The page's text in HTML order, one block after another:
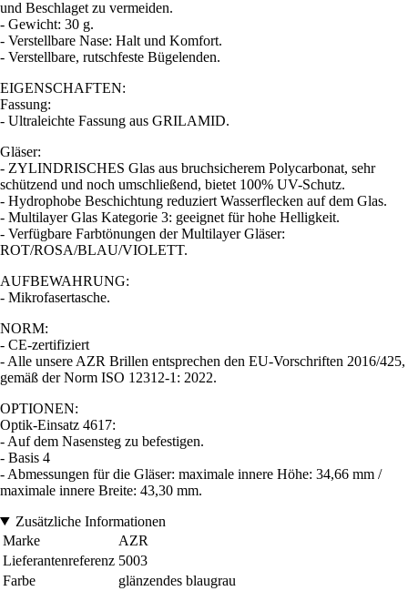
und Beschlaget zu vermeiden.
- Gewicht: 30 g.
- Verstellbare Nase: Halt und Komfort.
- Verstellbare, rutschfeste Bügelenden.
EIGENSCHAFTEN:
Fassung:
- Ultraleichte Fassung aus GRILAMID.
Gläser:
- ZYLINDRISCHES Glas aus bruchsicherem Polycarbonat, sehr
schützend und noch umschließend, bietet 100% UV-Schutz.
- Hydrophobe Beschichtung reduziert Wasserflecken auf dem Glas.
- Multilayer Glas Kategorie 3: geeignet für hohe Helligkeit.
- Verfügbare Farbtönungen der Multilayer Gläser:
ROT/ROSA/BLAU/VIOLETT.
AUFBEWAHRUNG:
- Mikrofasertasche.
NORM:
- CE-zertifiziert
- Alle unsere AZR Brillen entsprechen den EU-Vorschriften 2016/425,
gemäß der Norm ISO 12312-1: 2022.
OPTIONEN:
Optik-Einsatz 4617:
- Auf dem Nasensteg zu befestigen.
- Basis 4
- Abmessungen für die Gläser: maximale innere Höhe: 34,66 mm /
maximale innere Breite: 43,30 mm.
Zusätzliche Informationen
Marke
AZR
Lieferantenreferenz 5003
Farbe
glänzendes blaugrau